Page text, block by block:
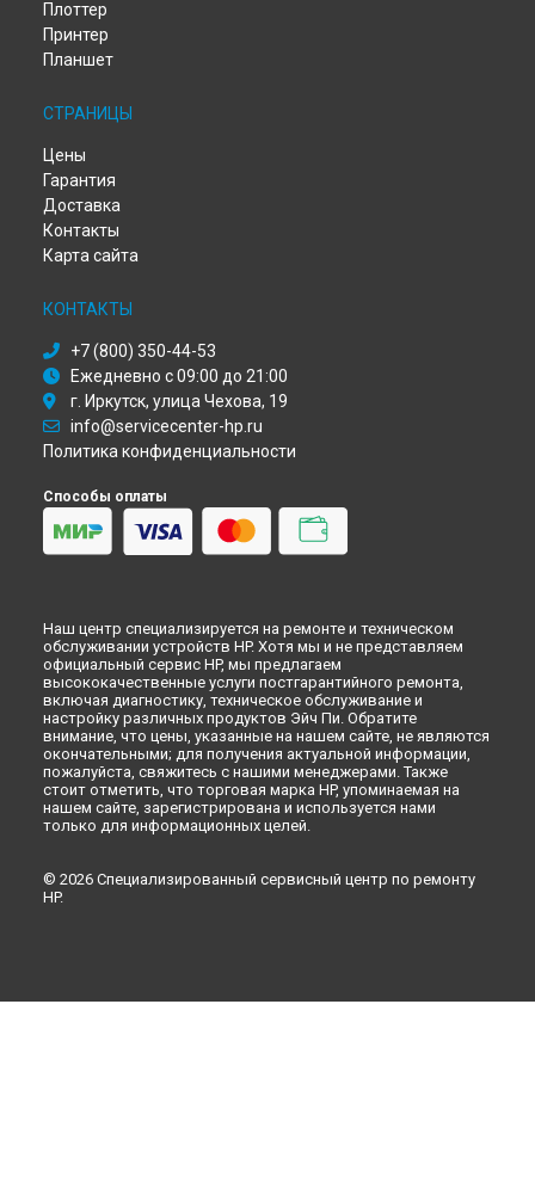
Замена северного моста ноутбука HP в
Замена северного моста ноутбука HP в
Замена северного моста ноутбука HP в
Замена северного моста ноутбука HP в
Замена северного моста ноутбука HP в
Замена северного моста ноутбука HP в
Замена северного моста ноутбука HP в
Плоттер
Принтер
Планшет
СТРАНИЦЫ
Цены
Гарантия
Доставка
Контакты
Карта сайта
КОНТАКТЫ
+7 (800) 350-44-53
Ежедневно с 09:00 до 21:00
г. Иркутск, улица Чехова, 19
info@servicecenter-hp.ru
Политика конфиденциальности
Способы оплаты
Наш центр специализируется на ремонте и техническом
обслуживании устройств HP. Хотя мы и не представляем
официальный сервис HP, мы предлагаем
высококачественные услуги постгарантийного ремонта,
включая диагностику, техническое обслуживание и
настройку различных продуктов Эйч Пи. Обратите
внимание, что цены, указанные на нашем сайте, не являются
окончательными; для получения актуальной информации,
пожалуйста, свяжитесь с нашими менеджерами. Также
стоит отметить, что торговая марка HP, упоминаемая на
нашем сайте, зарегистрирована и используется нами
только для информационных целей.
© 2026 Специализированный сервисный центр по ремонту
HP.